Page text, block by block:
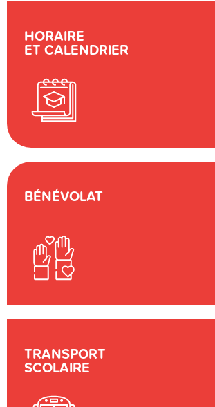
HORAIRE
ET CALENDRIER
BÉNÉVOLAT
TRANSPORT
SCOLAIRE